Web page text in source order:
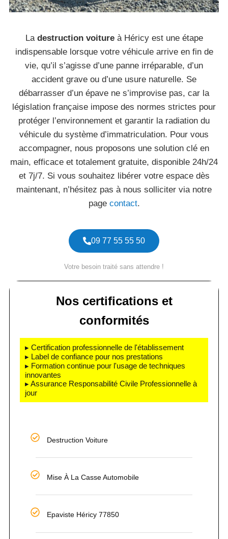
La destruction voitureà Héricy est une étape
indispensable lorsque votre véhicule arrive en fin de
vie, qu’il s’agisse d’une panne irréparable, d’un
accident grave ou d’une usure naturelle. Se
débarrasser d’un épave ne s’improvise pas, car la
législation française impose des normes strictes pour
protéger l’environnement et garantir la radiation du
véhicule du système d’immatriculation. Pour vous
accompagner, nous proposons une solution clé en
main, efficace et totalement gratuite, disponible 24h/24
et 7j/7. Si vous souhaitez libérer votre espace dès
maintenant, n’hésitez pas à nous solliciter via notre
page contact.
09 77 55 55 50
Votre besoin traité sans attendre !
Nos certifications et
conformités
▸ Certification professionnelle de l'établissement
▸ Label de confiance pour nos prestations
▸ Formation continue pour l'usage de techniques
innovantes
▸ Assurance Responsabilité Civile Professionnelle à
jour
Destruction Voiture
Mise À La Casse Automobile
Epaviste Héricy 77850